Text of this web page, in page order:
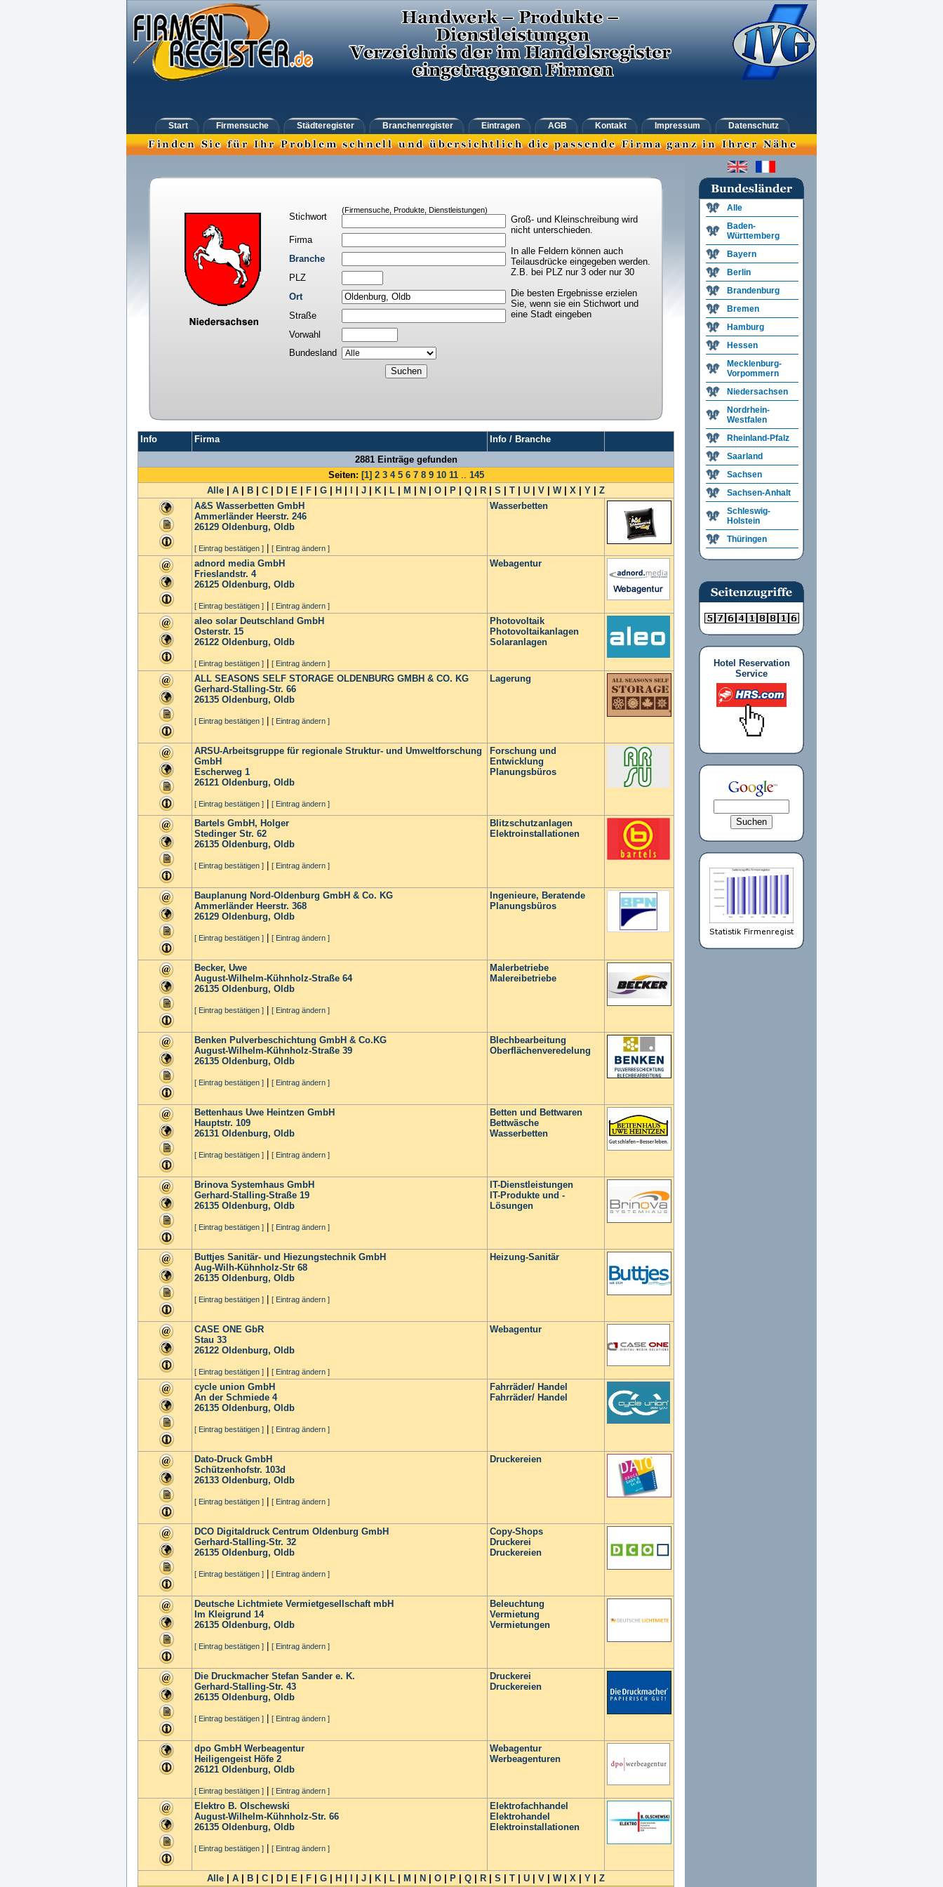
Start Firmensuche Städteregister Branchenregister Eintragen AGB Kontakt Impressum Datenschutz
Stichwort
(Firmensuche, Produkte, Dienstleistungen)
Groß- und Kleinschreibung wird
nicht unterschieden.
In alle Feldern können auch
Teilausdrücke eingegeben werden.
Z.B. bei PLZ nur 3 oder nur 30
Die besten Ergebnisse erzielen
Sie, wenn sie ein Stichwort und
eine Stadt eingeben
Firma
Branche
PLZ
Ort
Straße
Vorwahl
Bundesland
Info Firma
Info / Branche
2881 Einträge gefunden
Seiten: [1] 2 3 4 5 6 7 8 9 10 11.. 145
Alle
A B C D E F G H J K L M N O P Q R S T U V W| X Y
Z
A&S Wasserbetten GmbH
Ammerländer Heerstr. 246
26129 Oldenburg, Oldb
[ Eintrag bestätigen ] [ Eintrag ändern ]
Wasserbetten
adnord media GmbH
Frieslandstr. 4
26125 Oldenburg, Oldb
[ Eintrag bestätigen ] [ Eintrag ändern ]
Webagentur
aleo solar Deutschland GmbH
Osterstr. 15
26122 Oldenburg, Oldb
[ Eintrag bestätigen ] [ Eintrag ändern ]
Photovoltaik
Photovoltaikanlagen
Solaranlagen
ALL SEASONS SELF STORAGE OLDENBURG GMBH & CO. KG
Gerhard-Stalling-Str. 66
26135 Oldenburg, Oldb
[ Eintrag bestätigen ] [ Eintrag ändern ]
Lagerung
ARSU-Arbeitsgruppe für regionale Struktur- und Umweltforschung
GmbH
Escherweg 1
26121 Oldenburg, Oldb
[ Eintrag bestätigen ] [ Eintrag ändern ]
Forschung und
Entwicklung
Planungsbüros
Bartels GmbH, Holger
Stedinger Str. 62
26135 Oldenburg, Oldb
[ Eintrag bestätigen ] [ Eintrag ändern ]
Blitzschutzanlagen
Elektroinstallationen
Bauplanung Nord-Oldenburg GmbH & Co. KG
Ammerländer Heerstr. 368
26129 Oldenburg, Oldb
[ Eintrag bestätigen ] [ Eintrag ändern ]
Ingenieure, Beratende
Planungsbüros
Becker, Uwe
August-Wilhelm-Kühnholz-Straße 64
26135 Oldenburg, Oldb
[ Eintrag bestätigen ] [ Eintrag ändern ]
Malerbetriebe
Malereibetriebe
Benken Pulverbeschichtung GmbH & Co.KG
August-Wilhelm-Kühnholz-Straße 39
26135 Oldenburg, Oldb
[ Eintrag bestätigen ] [ Eintrag ändern ]
Blechbearbeitung
Oberflächenveredelung
Bettenhaus Uwe Heintzen GmbH
Hauptstr. 109
26131 Oldenburg, Oldb
[ Eintrag bestätigen ] [ Eintrag ändern ]
Betten und Bettwaren
Bettwäsche
Wasserbetten
Brinova Systemhaus GmbH
Gerhard-Stalling-Straße 19
26135 Oldenburg, Oldb
[ Eintrag bestätigen ] [ Eintrag ändern ]
IT-Dienstleistungen
IT-Produkte und -
Lösungen
Buttjes Sanitär- und Hiezungstechnik GmbH
Aug-Wilh-Kühnholz-Str 68
26135 Oldenburg, Oldb
[ Eintrag bestätigen ] [ Eintrag ändern ]
Heizung-Sanitär
CASE ONE GbR
Stau 33
26122 Oldenburg, Oldb
[ Eintrag bestätigen ] [ Eintrag ändern ]
Webagentur
cycle union GmbH
An der Schmiede 4
26135 Oldenburg, Oldb
[ Eintrag bestätigen ] [ Eintrag ändern ]
Fahrräder/ Handel
Fahrräder/ Handel
Dato-Druck GmbH
Schützenhofstr. 103d
26133 Oldenburg, Oldb
[ Eintrag bestätigen ] [ Eintrag ändern ]
Druckereien
DCO Digitaldruck Centrum Oldenburg GmbH
Gerhard-Stalling-Str. 32
26135 Oldenburg, Oldb
[ Eintrag bestätigen ] [ Eintrag ändern ]
Copy-Shops
Druckerei
Druckereien
Deutsche Lichtmiete Vermietgesellschaft mbH
Im Kleigrund 14
26135 Oldenburg, Oldb
[ Eintrag bestätigen ] [ Eintrag ändern ]
Beleuchtung
Vermietung
Vermietungen
Die Druckmacher Stefan Sander e. K.
Gerhard-Stalling-Str. 43
26135 Oldenburg, Oldb
[ Eintrag bestätigen ] [ Eintrag ändern ]
Druckerei
Druckereien
dpo GmbH Werbeagentur
Heiligengeist Höfe 2
26121 Oldenburg, Oldb
[ Eintrag bestätigen ] [ Eintrag ändern ]
Webagentur
Werbeagenturen
Elektro B. Olschewski
August-Wilhelm-Kühnholz-Str. 66
26135 Oldenburg, Oldb
[ Eintrag bestätigen ] [ Eintrag ändern ]
Elektrofachhandel
Elektrohandel
Elektroinstallationen
Alle A B C D E F G H J K L M N O P Q R S T U V W| X Y Z
Alle
Baden-
Württemberg
Bayern
Berlin
Brandenburg
Bremen
Hamburg
Hessen
Mecklenburg-
Vorpommern
Niedersachsen
Nordrhein-
Westfalen
Rheinland-Pfalz
Saarland
Sachsen
Sachsen-Anhalt
Schleswig-
Holstein
Thüringen
Hotel Reservation
Service